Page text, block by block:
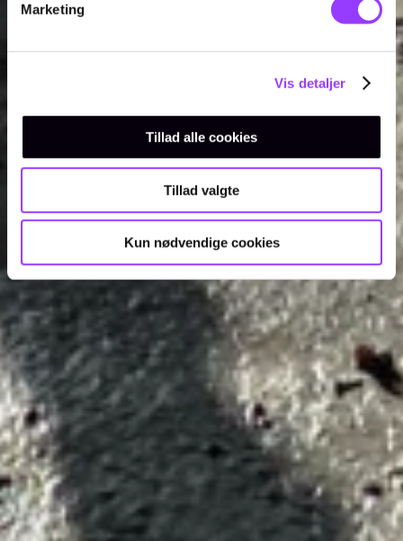
Marketing
Vis detaljer
Tillad alle cookies
Tillad valgte
Kun nødvendige cookies